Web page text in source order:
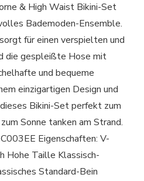
& High Waist Bikini-Set
Bademoden-Ensemble.
für einen verspielten und
die gespleißte Hose mit
und bequeme
einzigartigen Design und
Bikini-Set perfekt zum
Sonne tanken am Strand.
Eigenschaften: V-
Hohe Taille Klassisch-
Standard-Bein